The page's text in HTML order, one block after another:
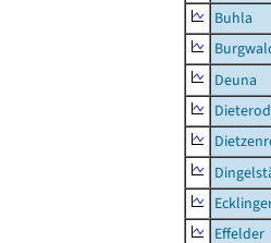
Buhla
Deuna
Effelder